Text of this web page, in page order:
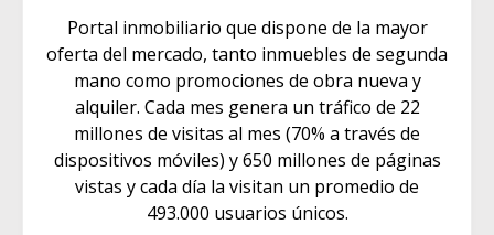
Portal inmobiliario que dispone de la mayor
oferta del mercado, tanto inmuebles de segunda
mano como promociones de obra nueva y
alquiler. Cada mes genera un tráfico de 22
millones de visitas al mes (70% a través de
dispositivos móviles) y 650 millones de páginas
vistas y cada día la visitan un promedio de
493.000 usuarios únicos.